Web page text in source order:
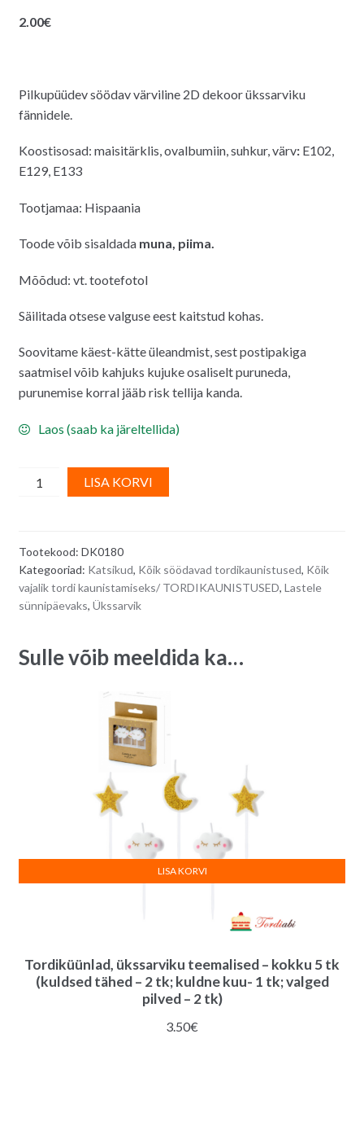
2.00€
Pilkupüüdev söödav värviline 2D dekoor ükssarviku
fännidele.
Koostisosad: maisitärklis, ovalbumiin, suhkur, värv:E102,
E129, E133
Tootjamaa: Hispaania
Toode võib sisaldada muna, piima.
Mõõdud: vt. tootefotol
Säilitada otsese valguse eest kaitstud kohas.
Soovitame käest-kätte üleandmist, sest postipakiga
saatmisel võib kahjuks kujuke osaliselt puruneda,
purunemise korral jääb risk tellija kanda.
Laos (saab ka järeltellida)
suhkrudekoor/
Ükssarviku
nägu
otsevaates
5,9
LISA KORVI
Tootekood: DK0180
Kategooriad: Katsikud, Kõik söödavad tordikaunistused, Kõik
vajalik tordi kaunistamiseks/ TORDIKAUNISTUSED, Lastele
sünnipäevaks, Ükssarvik
Sulle võib meeldida ka…
Tordiküünlad, ükssarviku teemalised – kokku 5 tk
(kuldsed tähed – 2 tk; kuldne kuu- 1 tk; valged
pilved – 2 tk)
3.50€
LISA KORVI